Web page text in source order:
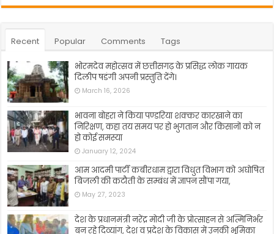
Recent Popular Comments Tags
भोरमदेव महोत्सव में छत्तीसगढ़ के प्रसिद्ध लोक गायक
दिलीप षडंगी अपनी प्रस्तुति देंगे।
March 16, 2026
भावना बोहरा ने किया पण्डरिया शक्कर कारखाने का
निरिक्षण, कहा तय समय पर हो भुगतान और किसानों को न
हो कोई समस्या
January 12, 2024
आम आदमी पार्टी कबीरधाम द्वारा विधुत विभाग को अघोषित
बिजली की कटौती के सम्बंध में ज्ञापन सौंपा गया,
May 27, 2023
देश के प्रधानमंत्री नरेंद्र मोदी जी के प्रोत्साहन से अत्मिनिर्भर
बन रहे दिव्यांग, देश व प्रदेश के विकास में उनकी भूमिका